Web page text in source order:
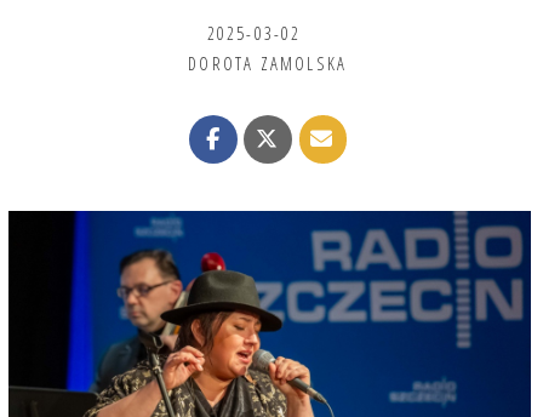
2025-03-02
DOROTA ZAMOLSKA